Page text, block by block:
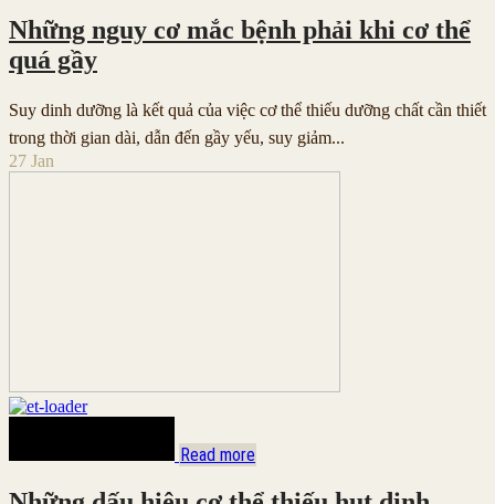
Những nguy cơ mắc bệnh phải khi cơ thể
quá gầy
Suy dinh dưỡng là kết quả của việc cơ thể thiếu dưỡng chất cần thiết
trong thời gian dài, dẫn đến gầy yếu, suy giảm...
27 Jan
Read more